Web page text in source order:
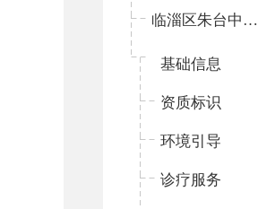
临淄区朱台中心卫生院
基础信息
资质标识
环境引导
诊疗服务